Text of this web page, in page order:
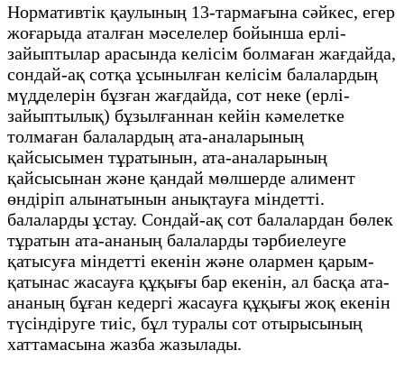
Нормативтік қаулының 13-тармағына сәйкес, егер
жоғарыда аталған мәселелер бойынша ерлі-
зайыптылар арасында келісім болмаған жағдайда,
сондай-ақ сотқа ұсынылған келісім балалардың
мүдделерін бұзған жағдайда, сот неке (ерлі-
зайыптылық) бұзылғаннан кейін кәмелетке
толмаған балалардың ата-аналарының
қайсысымен тұратынын, ата-аналарының
қайсысынан және қандай мөлшерде алимент
өндіріп алынатынын анықтауға міндетті.
балаларды ұстау. Сондай-ақ сот балалардан бөлек
тұратын ата-ананың балаларды тәрбиелеуге
қатысуға міндетті екенін және олармен қарым-
қатынас жасауға құқығы бар екенін, ал басқа ата-
ананың бұған кедергі жасауға құқығы жоқ екенін
түсіндіруге тиіс, бұл туралы сот отырысының
хаттамасына жазба жазылады.